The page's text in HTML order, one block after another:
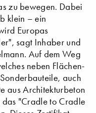
zu bewegen. Dabei
klein – ein
Europas
sagt Inhaber und
Auf dem Weg
neben Flächen-
auch
aus Architekturbeton
das "Cradle to Cradle